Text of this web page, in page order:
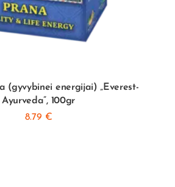
(gyvybinei energijai) „Everest-
Ayurveda”, 100gr
8.79 €